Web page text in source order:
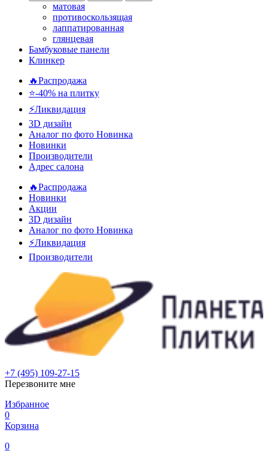
матовая
противоскользящая
лаппатированная
глянцевая
Бамбуковые панели
Клинкер
🔥Распродажа
⭐-40% на плитку
⚡️Ликвидация
3D дизайн
Аналог по фото Новинка
Новинки
Производители
Адрес салона
🔥Распродажа
Новинки
Акции
3D дизайн
Аналог по фото Новинка
⚡Ликвидация
Производители
+7 (495) 109-27-15
Перезвоните мне
Избранное
0
Корзина
0